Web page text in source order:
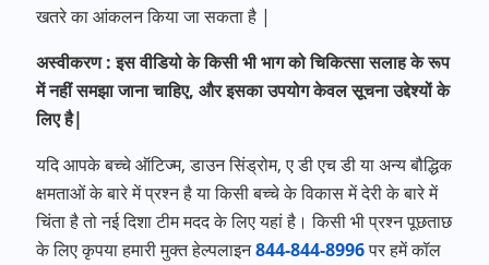
खतरे का आंकलन किया जा सकता है |
अस्वीकरण : इस वीडियो के किसी भी भाग को चिकित्सा सलाह के रूप
में नहीं समझा जाना चाहिए, और इसका उपयोग केवल सूचना उद्देश्यों के
लिए है|
यदि आपके बच्चे ऑटिज्म,डाउन सिंड्रोम,ए डी एच डी या अन्य बौद्धिक
क्षमताओं के बारे में प्रश्न है या किसी बच्चे के विकास में देरी के बारे में
चिंता है तो नई दिशा टीम मदद के लिए यहां है। किसी भी प्रश्न पूछताछ
के लिए कृपया हमारी मुक्त हेल्पलाइन844-844-8996पर हमें कॉल